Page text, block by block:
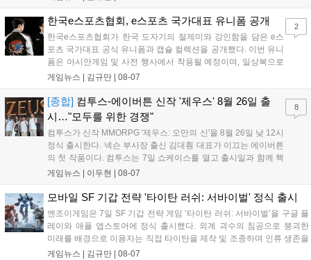
용 가능합니다....
한국e스포츠협회, e스포츠 국가대표 유니폼 공개
한국e스포츠협회가 한국 도자기의 절제미와 강인함을 담은 e스
포츠 국가대표 공식 유니폼과 캡슐 컬렉션을 공개했다. 이번 유니
폼은 아시안게임 및 사전 행사에서 착용될 예정이며, 일상복으로
구성된 컬렉션은 오는 8월 28일부터 골스튜디오 공식 홈페이지
서는 대회 규정에 따라 별도의 유니폼을 착용할 계획이다....
게임뉴스 | 김규만 08-07
2
[종합] 컴투스-에이버튼 신작 '제우스' 8월 26일 출
시…"모두를 위한 경쟁"
컴투스가 신작 MMORPG '제우스: 오만의 신'을 8월 26일 낮 12시
정식 출시한다. 넥슨 부사장 출신 김대훤 대표가 이끄는 에이버튼
의 첫 작품이다. 컴투스는 7일 쇼케이스를 열고 출시일과 함께 핵
심 콘텐츠, 유료화 정책, 운영 방향을 공개했다. 캐릭터명 선점은
의 오만으로 균열이...
게임뉴스 | 이두현 08-07
8
모바일 SF 기갑 전략 '타이탄 러쉬: 서바이벌' 정식 출시
엔조이게임은 7일 SF 기갑 전략 게임 ‘타이탄 러쉬: 서바이벌’을 구글 플
레이와 애플 앱스토어에 정식 출시했다. 외계 괴수의 침공으로 붕괴한
미래를 배경으로 이용자는 직접 타이탄을 제작 및 조종하며 인류 생존을
위한 전투를 펼친다. 지휘관 모집, 피난처 운영, 연맹 협동 콘텐츠가 특징
게임뉴스 | 김규만 08-07